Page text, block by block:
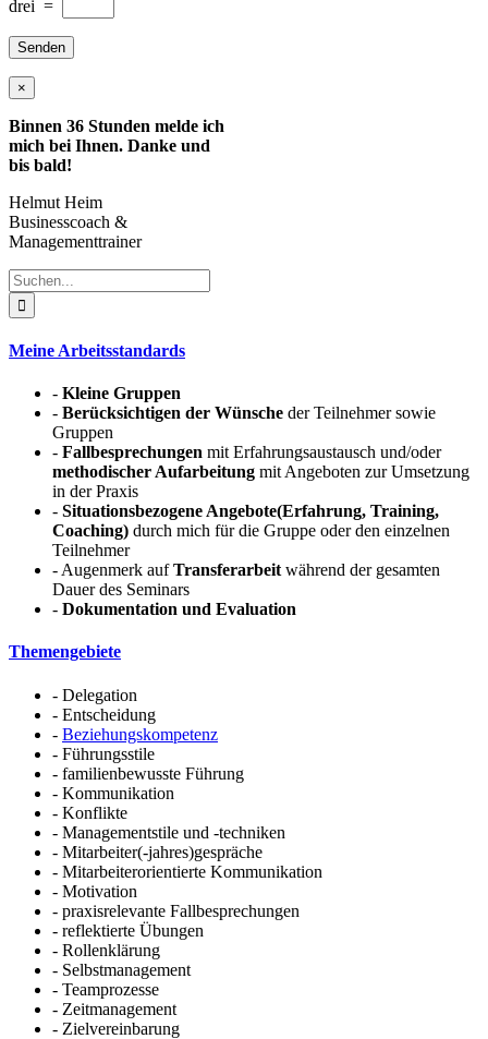
drei =
×
Binnen 36 Stunden melde ich
mich bei Ihnen. Danke und
bis bald!
Helmut Heim
Businesscoach &
Managementtrainer
Suche
nach:
Meine Arbeitsstandards
- Kleine Gruppen
- Berücksichtigen der Wünsche der Teilnehmer sowie
Gruppen
- Fallbesprechungen mit Erfahrungsaustausch und/oder
methodischer Aufarbeitung mit Angeboten zur Umsetzung
in der Praxis
- Situationsbezogene Angebote(Erfahrung, Training,
Coaching) durch mich für die Gruppe oder den einzelnen
Teilnehmer
- Augenmerk aufTransferarbeit während der gesamten
Dauer des Seminars
- Dokumentation und Evaluation
Themengebiete
- Delegation
- Entscheidung
- Beziehungskompetenz
- Führungsstile
- familienbewusste Führung
- Kommunikation
- Konflikte
- Managementstile und -techniken
- Mitarbeiter(-jahres)gespräche
- Mitarbeiterorientierte Kommunikation
- Motivation
- praxisrelevante Fallbesprechungen
- reflektierte Übungen
- Rollenklärung
- Selbstmanagement
- Teamprozesse
- Zeitmanagement
- Zielvereinbarung